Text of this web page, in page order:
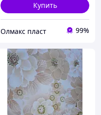
Купить
Олмакс пласт 99%